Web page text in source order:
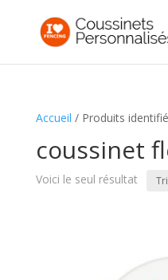
Accueil / Produits
coussinet
Voici le seul résultat